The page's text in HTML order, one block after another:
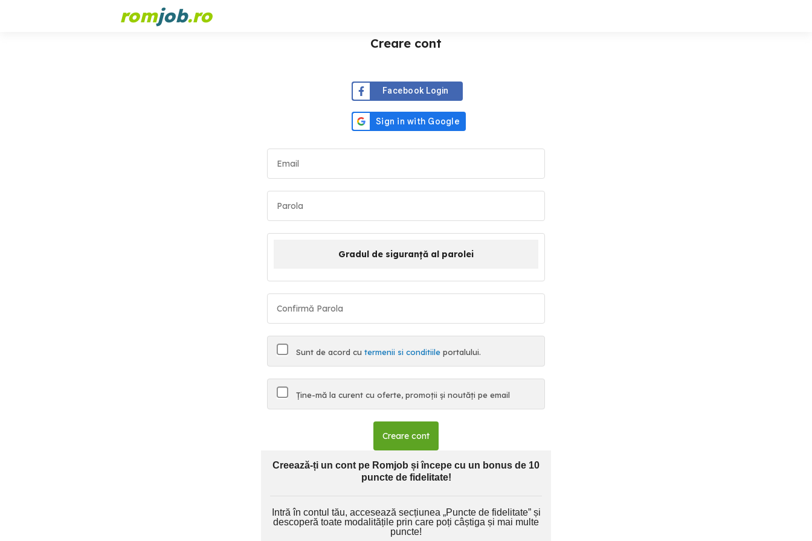
romjob.ro
Creare cont
Facebook Login
Gradul de siguranță al parolei
Sunt de acord cu termenii si conditiile portalului.
Ține-mă la curent cu oferte, promoții și noutăți pe email
Creare cont
Creează-ți un cont pe Romjob și începe cu un bonus de 10
puncte de fidelitate!
Intră în contul tău, accesează secțiunea „Puncte de fidelitate” și
descoperă toate modalitățile prin care poți câștiga și mai multe
puncte!